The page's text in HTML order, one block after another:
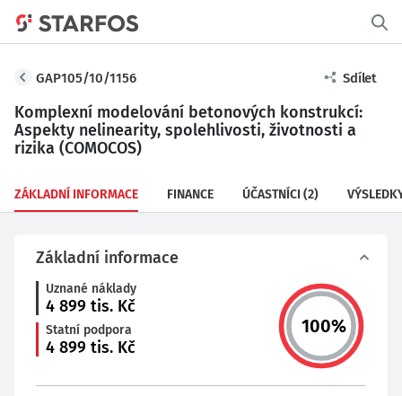
GAP105/10/1156 Sdílet
Komplexní modelování betonových konstrukcí:
Aspekty nelinearity, spolehlivosti, životnosti a
rizika (COMOCOS)
ZÁKLADNÍ INFORMACE FINANCE ÚČASTNÍCI (2)
Základní informace
Uznané náklady
4 899 tis. Kč
Statní podpora
4 899 tis. Kč
100%